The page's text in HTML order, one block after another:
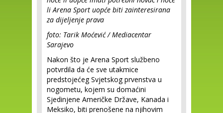
li Arena Sport uopće biti zainteresirana
za dijeljenje prava
foto: Tarik Moćević / Mediacentar
Sarajevo
Nakon što je Arena Sport službeno
potvrdila da će sve utakmice
predstojećeg Svjetskog prvenstva u
nogometu, kojem su domaćini
Sjedinjene Američke Države, Kanada i
Meksiko, biti prenošene na njihovim